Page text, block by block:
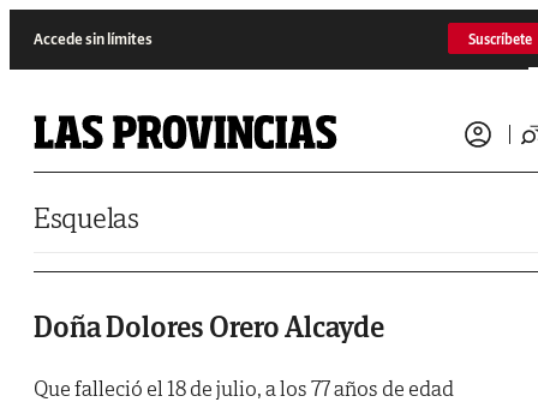
Accede sin límites Suscríbete
Esquelas
Doña Dolores Orero Alcayde
Que falleció el 18 de julio, a los 77 años de edad